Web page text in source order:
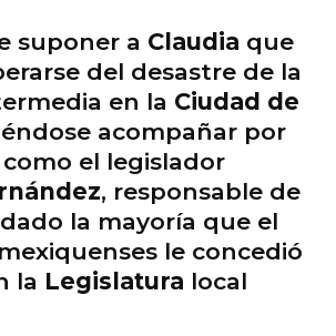
suponer a Claudia que
del desastre de la
en la Ciudad de
acompañar por
el legislador
, responsable de
la mayoría que el
le concedió
la Legislatura local